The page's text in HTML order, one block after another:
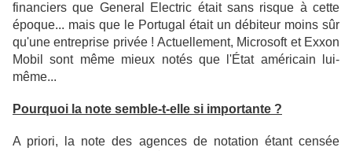
financiers que General Electric était sans risque à cette
époque... mais que le Portugal était un débiteur moins sûr
qu'une entreprise privée ! Actuellement, Microsoft et Exxon
Mobil sont même mieux notés que l'État américain lui-
même...
Pourquoi la note semble-t-elle si importante ?
A priori, la note des agences de notation étant censée